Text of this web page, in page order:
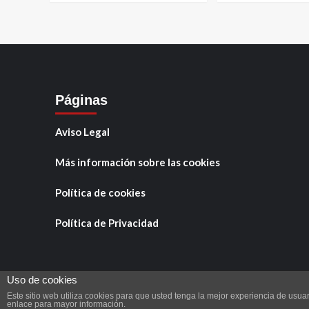
Personajes
Tamariche entrevista
Barrios González
Páginas
Aviso Legal
Más información sobre las cookies
Política de cookies
Política de Privacidad
Uso de cookies
Este sitio web utiliza cookies para que usted tenga la mejor experiencia de
enlace para mayor información.